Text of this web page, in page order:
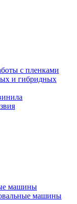
с пленками
и гибридных
машины
машины